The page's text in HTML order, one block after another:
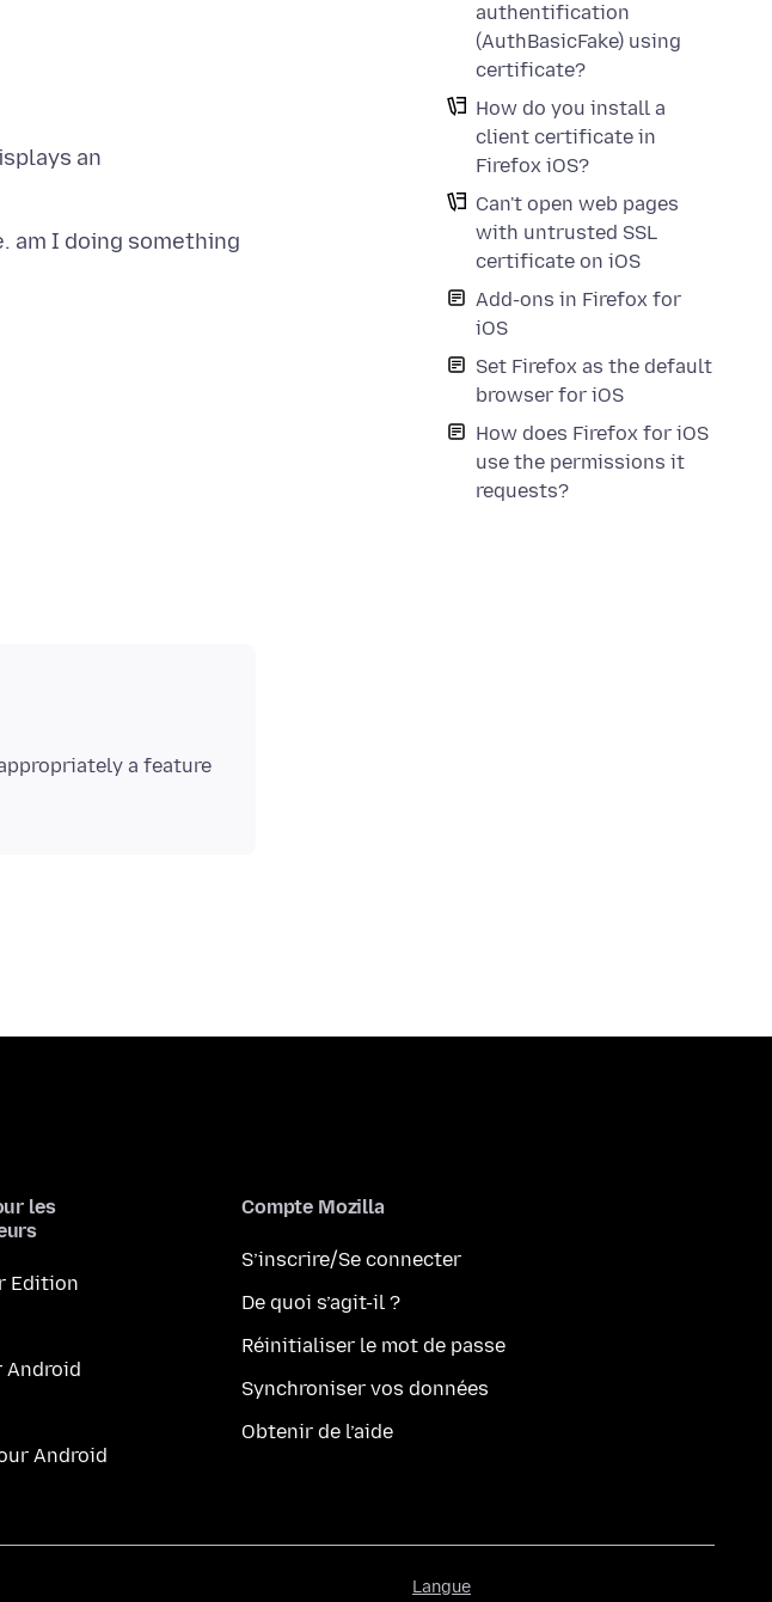
authentification
(AuthBasicFake) using
certificate?
How do you install a
client certificate in
Firefox iOS?
Can't open web pages
with untrusted SSL
certificate on iOS
Add-ons in Firefox for
iOS
Set Firefox as the default
browser for iOS
How does Firefox for iOS
use the permissions it
requests?
an
am I doing something
a feature
les
Edition
Android
Android
Compte Mozilla
S’inscrire/Se connecter
De quoi s’agit-il ?
Réinitialiser le mot de passe
Synchroniser vos données
Obtenir de l’aide
Langue